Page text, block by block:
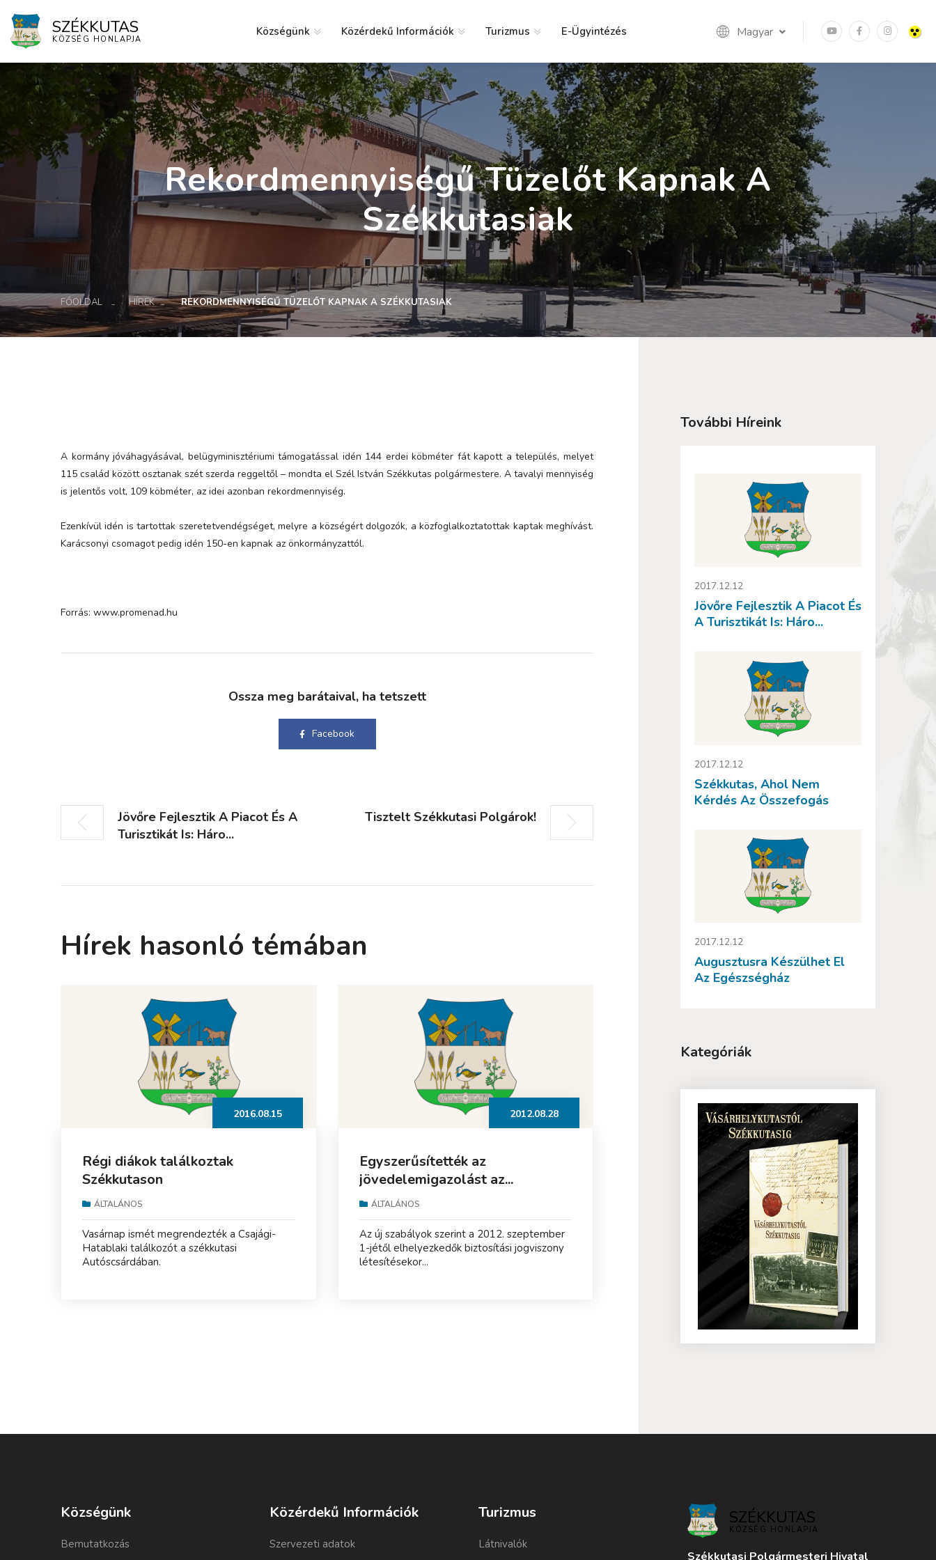
SZÉKKUTAS
KÖZSÉG HONLAPJA Magyar
Községünk Közérdekű Információk Turizmus E-Ügyintézés
Elérhetőség
Rekordmennyiségű Tüzelőt Kapnak A
Székkutasiak
FŐOLDAL HÍREK REKORDMENNYISÉGŰ TÜZELŐT KAPNAK A SZÉKKUTASIAK
A kormány jóváhagyásával, belügyminisztériumi támogatással idén 144 erdei köbméter fát kapott a település, melyet
115 család között osztanak szét szerda reggeltől – mondta el Szél István Székkutas polgármestere. A tavalyi mennyiség
is jelentős volt, 109 köbméter, az idei azonban rekordmennyiség.
Ezenkívül idén is tartottak szeretetvendégséget, melyre a községért dolgozók, a közfoglalkoztatottak kaptak meghívást.
Karácsonyi csomagot pedig idén 150-en kapnak az önkormányzattól.
Forrás: www.promenad.hu
Ossza meg barátaival, ha tetszett
Facebook
Jövőre Fejlesztik A Piacot És A
Turisztikát Is: Háro...
Tisztelt Székkutasi Polgárok!
Hírek hasonló témában
2016.08.15
Régi diákok találkoztak
Székkutason
ÁLTALÁNOS
Vasárnap ismét megrendezték a Csajági-
Hatablaki találkozót a székkutasi
Autóscsárdában.
2012.08.28
Egyszerűsítették az
jövedelemigazolást az...
ÁLTALÁNOS
Az új szabályok szerint a 2012. szeptember
1-jétől elhelyezkedők biztosítási jogviszony
létesítésekor...
További Híreink
2017.12.12
Jövőre Fejlesztik A Piacot És
A Turisztikát Is: Háro...
2017.12.12
Székkutas, Ahol Nem
Kérdés Az Összefogás
2017.12.12
Augusztusra Készülhet El
Az Egészségház
Kategóriák
Községünk
Bemutatkozás
Közérdekű Információk
Szervezeti adatok
Turizmus
Látnivalók
SZÉKKUTAS
KÖZSÉG HONLAPJA
Székkutasi Polgármesteri Hivatal